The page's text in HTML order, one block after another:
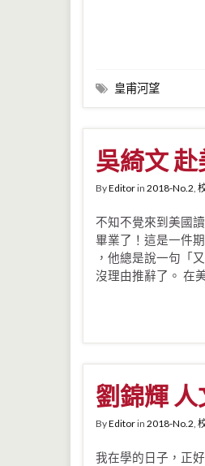
皇甫河望
吳綺文
ByEditorin 2018-No.2,
不知不覺來到美國
畢業了！這是一件
，他總是說一句「
沒理由推辭了。 在
劉錦輝
ByEditorin 2018-No.2,
我在學的日子，正